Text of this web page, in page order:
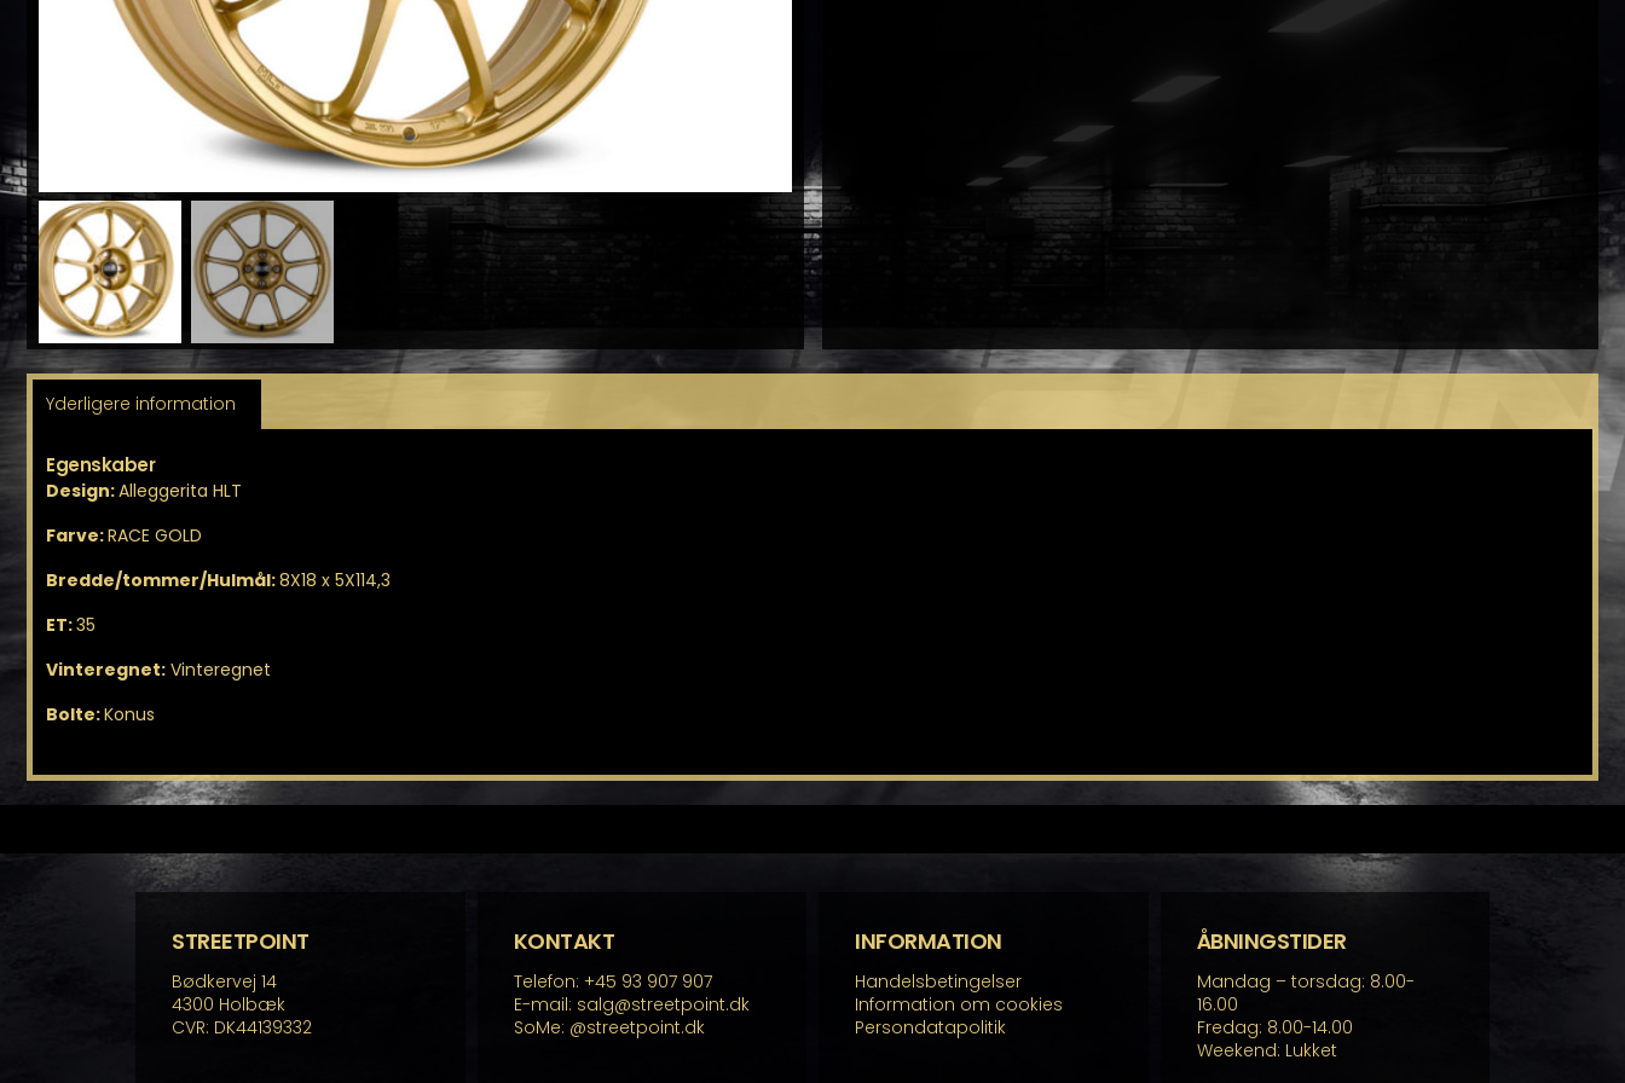
Yderligere information
Egenskaber
Design:Alleggerita HLT
Farve:RACE GOLD
Bredde/tommer/Hulmål:8X18 x 5X114,3
ET:35
Vinteregnet: Vinteregnet
Bolte:Konus
STREETPOINT
Bødkervej 14
4300 Holbæk
CVR: DK44139332
KONTAKT
Telefon: +45 93 907 907
E-mail: salg@streetpoint.dk
SoMe: @streetpoint.dk
INFORMATION
Handelsbetingelser
Information om cookies
Persondatapolitik
ÅBNINGSTIDER
Mandag – torsdag: 8.00-
16.00
Fredag: 8.00-14.00
Weekend: Lukket